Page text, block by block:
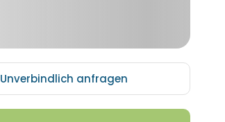
Unverbindlich anfragen